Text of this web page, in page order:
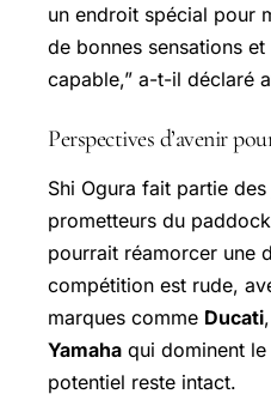
un endroit spécial pour
de bonnes sensations
capable,” a-t-il déclaré
Perspectives d’avenir
Shi Ogura fait partie
prometteurs du
pourrait réamorcer une
compétition est rude,
marques comme Ducati,
Yamaha qui dominent
potentiel reste intact.